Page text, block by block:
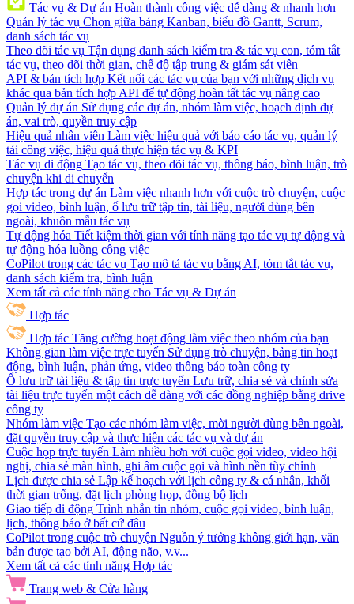
Tác vụ & Dự án Hoàn thành công việc dễ dàng & nhanh hơn
Quản lý tác vụ Chọn giữa bảng Kanban, biểu đồ Gantt, Scrum,
danh sách tác vụ
Theo dõi tác vụ Tận dụng danh sách kiểm tra & tác vụ con, tóm tắt
tác vụ, theo dõi thời gian, chế độ tập trung & giám sát viên
API & bản tích hợp Kết nối các tác vụ của bạn với những dịch vụ
khác qua bản tích hợp API để tự động hoàn tất tác vụ nâng cao
Quản lý dự án Sử dụng các dự án, nhóm làm việc, hoạch định dự
án, vai trò, quyền truy cập
Hiệu quả nhân viên Làm việc hiệu quả với báo cáo tác vụ, quản lý
tải công việc, hiệu quả thực hiện tác vụ & KPI
Tác vụ di động Tạo tác vụ, theo dõi tác vụ, thông báo, bình luận, trò
chuyện khi di chuyển
Hợp tác trong dự án Làm việc nhanh hơn với cuộc trò chuyện, cuộc
gọi video, bình luận, ổ lưu trữ tập tin, tài liệu, người dùng bên
ngoài, khuôn mẫu tác vụ
Tự động hóa Tiết kiệm thời gian với tính năng tạo tác vụ tự động và
tự động hóa luồng công việc
CoPilot trong các tác vụ Tạo mô tả tác vụ bằng AI, tóm tắt tác vụ,
danh sách kiểm tra, bình luận
Xem tất cả các tính năng cho Tác vụ & Dự án
Hợp tác
Hợp tác Tăng cường hoạt động làm việc theo nhóm của bạn
Không gian làm việc trực tuyến Sử dụng trò chuyện, bảng tin hoạt
động, bình luận, phản ứng, video thông báo toàn công ty
Ổ lưu trữ tài liệu & tập tin trực tuyến Lưu trữ, chia sẻ và chỉnh sửa
tài liệu trực tuyến một cách dễ dàng với các đồng nghiệp bằng drive
công ty
Nhóm làm việc Tạo các nhóm làm việc, mời người dùng bên ngoài,
đặt quyền truy cập và thực hiện các tác vụ và dự án
Cuộc họp trực tuyến Làm nhiều hơn với cuộc gọi video, video hội
nghị, chia sẻ màn hình, ghi âm cuộc gọi và hình nền tùy chỉnh
Lịch được chia sẻ Lập kế hoạch với lịch công ty & cá nhân, khối
thời gian trống, đặt lịch phòng họp, đồng bộ lịch
Giao tiếp di động Trình nhắn tin nhóm, cuộc gọi video, bình luận,
lịch, thông báo ở bất cứ đâu
CoPilot trong cuộc trò chuyện Nguồn ý tưởng không giới hạn, văn
bản được tạo bởi AI, động não, v.v...
Xem tất cả các tính năng Hợp tác
Trang web & Cửa hàng